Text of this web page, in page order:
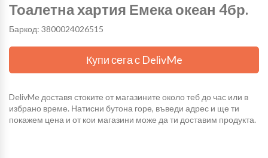
Тоалетна хартия Емека океан 4бр.
Баркод: 3800024026515
Купи сега с DelivMe
DelivMe доставя стоките от магазините около теб до час или в
избрано време. Натисни бутона горе, въведи адрес и ще ти
покажем цена и от кои магазини може да ти доставим продукта.